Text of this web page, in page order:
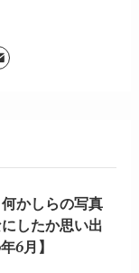
何かしらの写真
したか思い出
6月】